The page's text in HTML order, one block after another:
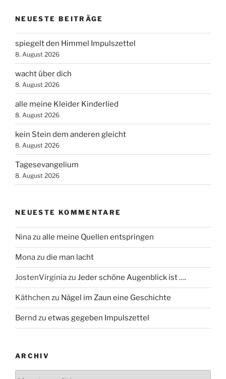
NEUESTE BEITRÄGE
spiegelt den Himmel Impulszettel
8. August 2026
wacht über dich
8. August 2026
alle meine Kleider Kinderlied
8. August 2026
kein Stein dem anderen gleicht
8. August 2026
Tagesevangelium
8. August 2026
NEUESTE KOMMENTARE
Ninazu alle meine Quellen entspringen
Monazu die man lacht
JostenVirginiazu Jeder schöne Augenblick ist ….
Käthchen zu Nägel im Zaun eine Geschichte
Bernd zu etwas gegeben Impulszettel
ARCHIV